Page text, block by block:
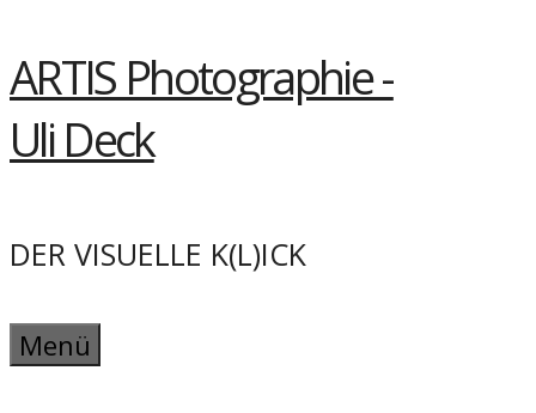
Springe
zum
Inhalt
ARTIS Photographie -
Uli Deck
DER VISUELLE K(L)ICK
Menü